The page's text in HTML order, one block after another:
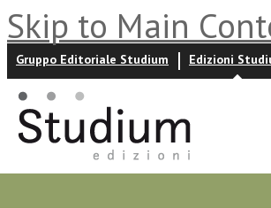
Skip to Main
Gruppo Editoriale Studium Edizioni